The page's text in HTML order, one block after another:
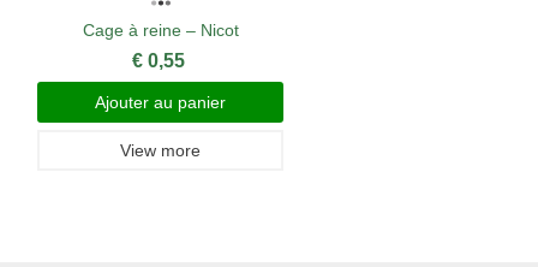
Cage à reine – Nicot
€ 0,55
Ajouter au panier
View more